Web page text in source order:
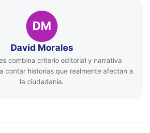
DM
David Morales
combina criterio editorial y narrativa
contar historias que realmente afectan a
la ciudadanía.